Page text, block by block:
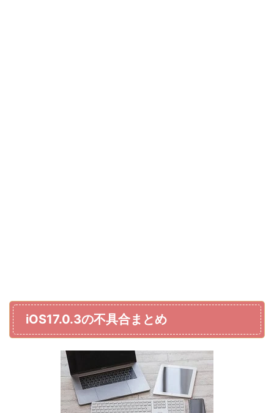
iOS17.0.3の不具合まとめ